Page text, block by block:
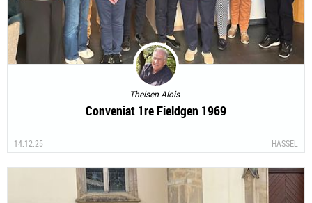
Theisen Alois
Conveniat 1re Fieldgen 1969
14.12.25 HASSEL